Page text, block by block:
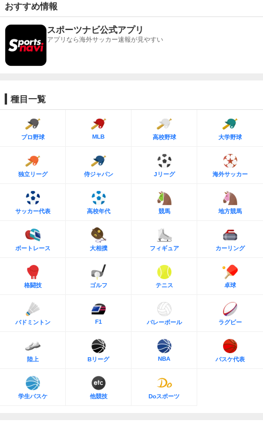
おすすめ情報
スポーツナビ公式アプリ
アプリなら海外サッカー速報が見やすい
種目一覧
プロ野球 MLB 高校野球 大学野球
独立リーグ 侍ジャパン Jリーグ 海外サッカー
サッカー代表 高校年代 競馬 地方競馬
ボートレース 大相撲 フィギュア カーリング
格闘技 ゴルフ テニス 卓球
バドミントン F1 バレーボール ラグビー
陸上 Bリーグ NBA バスケ代表
学生バスケ 他競技 Doスポーツ